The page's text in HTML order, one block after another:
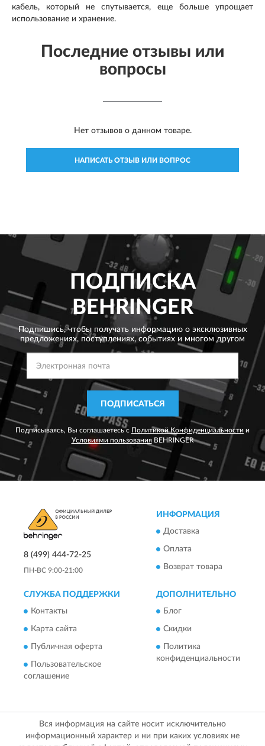
кабель, который не спутывается, еще больше упрощает
использование и хранение.
Последние отзывы или
вопросы
Нет отзывов о данном товаре.
НАПИСАТЬ ОТЗЫВ ИЛИ ВОПРОС
ПОДПИСКА
BEHRINGER
Подпишись, чтобы получать информацию о эксклюзивных
предложениях, поступлениях, событиях и многом другом
ПОДПИСАТЬСЯ
Подписываясь, Вы соглашаетесь с Политикой Конфиденциальности и
Условиями пользованияBEHRINGER
8 (499) 444-72-25
ПН-ВС 9:00-21:00
ИНФОРМАЦИЯ
Доставка
Оплата
Возврат товара
СЛУЖБА ПОДДЕРЖКИ
Контакты
Карта сайта
Публичная оферта
Пользовательское
соглашение
ДОПОЛНИТЕЛЬНО
Блог
Скидки
Политика
конфиденциальности
Вся информация на сайте носит исключительно
информационный характер и ни при каких условиях не